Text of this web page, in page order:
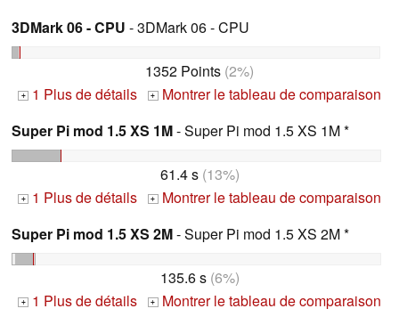
3DMark 06 - CPU - 3DMark 06 - CPU
1352 Points (2%)
+ 1 Plus de détails + Montrer le tableau de comparaison
Super Pi mod 1.5 XS 1M- Super Pi mod 1.5 XS 1M *
61.4 s(13%)
+ 1 Plus de détails + Montrer le tableau de comparaison
Super Pi mod 1.5 XS 2M- Super Pi mod 1.5 XS 2M *
135.6 s(6%)
+ 1 Plus de détails + Montrer le tableau de comparaison